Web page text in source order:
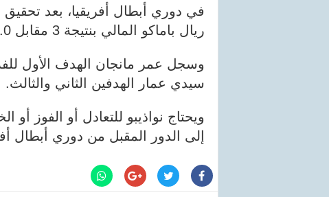
في دوري أبطال أفريقيا، بعد
ريال باماكو المالي بنتيجة 3 مقابل 0.
وسجل عمر مانجان الهدف الأول
سيدي عمار الهدفين الثاني والثالث.
ويحتاج نواذيبو للتعادل أو الفوز
إلى الدور المقبل من دوري أبطال